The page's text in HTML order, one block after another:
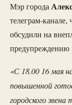
Мэр города
телеграм-
обсудили на
предупреждению
«С 18.00 16 мая
повышенной
городского